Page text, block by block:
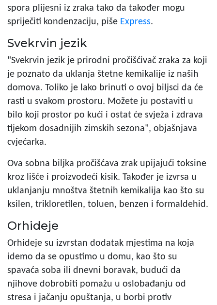
spora plijesni iz zraka tako da također mogu
spriječiti kondenzaciju, piše Express.
Svekrvin jezik
"Svekrvin jezik je prirodni pročišćivač zraka za koji
je poznato da uklanja štetne kemikalije iz naših
domova. Toliko je lako brinuti o ovoj biljsci da će
rasti u svakom prostoru. Možete ju postaviti u
bilo koji prostor po kući i ostat će svježa i zdrava
tijekom dosadnijih zimskih sezona", objašnjava
cvjećarka.
Ova sobna biljka pročišćava zrak upijajući toksine
kroz lišće i proizvodeći kisik. Također je izvrsa u
uklanjanju mnoštva štetnih kemikalija kao što su
ksilen, trikloretilen, toluen, benzen i formaldehid.
Orhideje
Orhideje su izvrstan dodatak mjestima na koja
idemo da se opustimo u domu, kao što su
spavaća soba ili dnevni boravak, budući da
njihove dobrobiti pomažu u oslobađanju od
stresa i jačanju opuštanja, u borbi protiv